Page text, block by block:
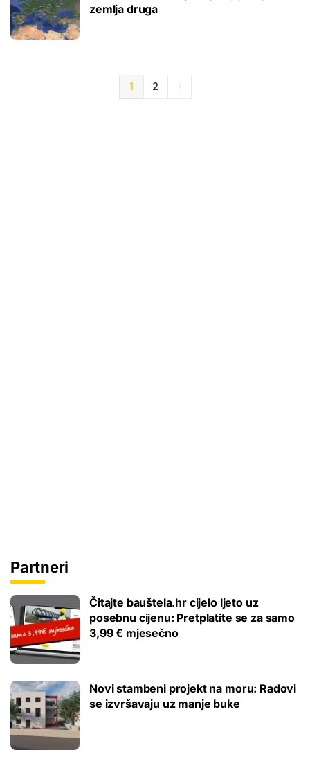
zemlja druga
1 2
Partneri
Čitajte bauštela.hr cijelo ljeto uz
posebnu cijenu: Pretplatite se za samo
3,99 € mjesečno
Novi stambeni projekt na moru: Radovi
se izvršavaju uz manje buke